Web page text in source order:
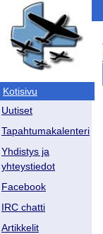
Kotisivu
Uutiset
Tapahtumakalenteri
Yhdistys ja
yhteystiedot
Facebook
IRC chatti
Artikkelit